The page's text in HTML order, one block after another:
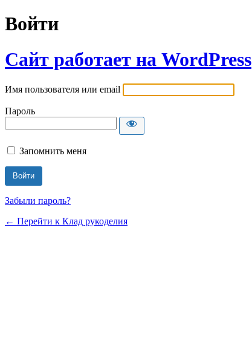
Войти
Сайт работает на WordPress
Имя пользователя или email
Пароль
Запомнить меня
Забыли пароль?
← Перейти к Клад рукоделия